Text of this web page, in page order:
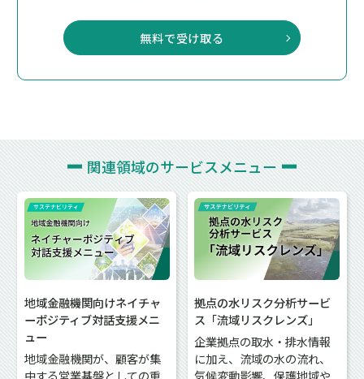
無料で受け取る
関連領域のサービスメニュー
地域金融機関向けネイチャ
ーポジティブ対話支援メニ
ュー
地域金融機関が、顧客が集
中する営業基盤としての重
拠点の水リスク分析サービ
ス「流域リスクレンズ」
企業拠点の取水・排水情報
に加え、流域の水の流れ、
気候変動影響、保護地域や